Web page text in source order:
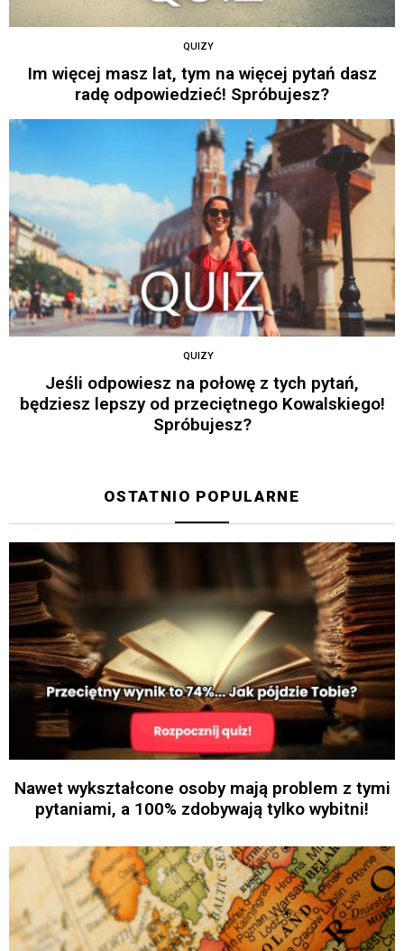
QUIZY
Im więcej masz lat, tym na więcej pytań dasz
radę odpowiedzieć! Spróbujesz?
QUIZY
Jeśli odpowiesz na połowę z tych pytań,
będziesz lepszy od przeciętnego Kowalskiego!
Spróbujesz?
OSTATNIO POPULARNE
Nawet wykształcone osoby mają problem z tymi
pytaniami, a 100% zdobywają tylko wybitni!